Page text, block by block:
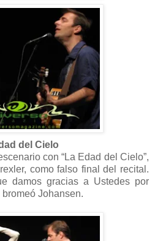
del Cielo
con “La Edad del Cielo”,
como falso final del recital.
damos gracias a Ustedes por
Johansen.